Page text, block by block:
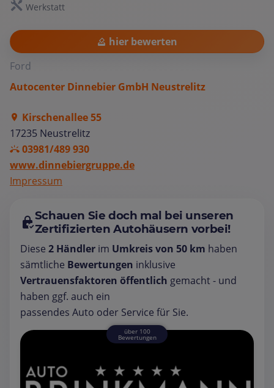
Werkstatt
hier bewerten
Ford
Autocenter Dinnebier GmbH Neustrelitz
Kirschenallee 55
17235 Neustrelitz
03981/489 930
www.dinnebiergruppe.de
Impressum
Schauen Sie doch mal bei unseren
Zertifizierten Autohäusern vorbei!
Diese 2 Händler im Umkreis von 50 km haben
sämtliche Bewertungen inklusive
Vertrauensfaktoren öffentlich gemacht - und
haben ggf. auch ein
passendes Auto oder Service für Sie.
über 100
Bewertungen